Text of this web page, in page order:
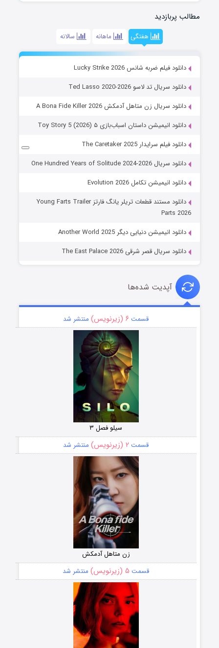
مطالب پربازدید
هفتگی ماهانه سالانه
دانلود فیلم ضربه شانس Lucky Strike 2026
دانلود سریال تد لاسو Ted Lasso 2020-2026
دانلود سریال زن متاهل آدمکش A Bona Fide Killer 2026
دانلود انیمیشن داستان اسباب‌بازی ۵ Toy Story 5 (2026)
دانلود فیلم سرایدار The Caretaker 2025
دانلود سریال One Hundred Years of Solitude 2024-2026
دانلود انیمیشن تکامل Evolution 2026
دانلود مستند قطعات تریلر یانگ فارتز Young Farts Trailer
Parts 2026
دانلود انیمیشن دنیایی دیگر Another World 2025
دانلود سریال قصر شرقی The East Palace 2026
آپدیت شده‌ها
قسمت ۶ (زیرنویس) منتشر شد
سیلو فصل ۳
قسمت ۲ (زیرنویس) منتشر شد
زن متاهل آدمکش
قسمت ۵ (زیرنویس) منتشر شد